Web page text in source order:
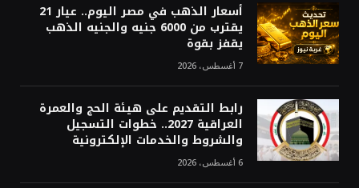
أسعار الذهب في مصر اليوم.. عيار 21
يقترب من 6000 جنيه والجنيه الذهب
يقفز بقوة
7 أغسطس، 2026
رابط التقديم على هيئة الحج والعمرة
العراقية 2027.. خطوات التسجيل
والشروط والخدمات الإلكترونية
6 أغسطس، 2026